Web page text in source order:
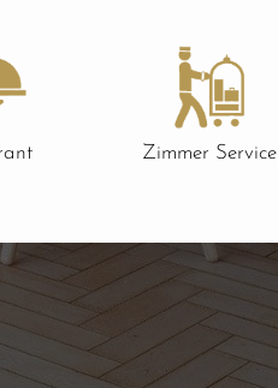
Zimmer Service